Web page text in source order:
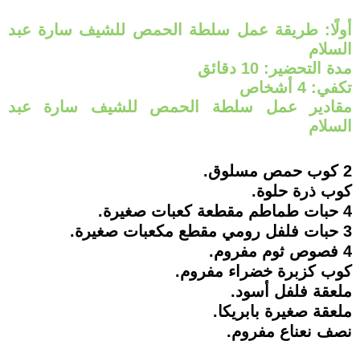
أولًا: طريقة عمل سلطة الحمص للشيف سارة عبد
السلام
مدة التحضير: 10 دقائق
تكفي: 4 أشخاص
مقادير عمل سلطة الحمص للشيف سارة عبد
السلام
2 كوب حمص مسلوق.
كوب ذرة حلوة.
4 حبات طماطم مقطعة كعبات صغيرة.
3 حبات فلفل رومي مقطع مكعبات صغيرة.
4 فصوص ثوم مفروم.
كوب كزبرة خضراء مفروم.
ملعقة فلفل أسود.
ملعقة صغيرة بابريكا.
نصف نعناع مفروم.